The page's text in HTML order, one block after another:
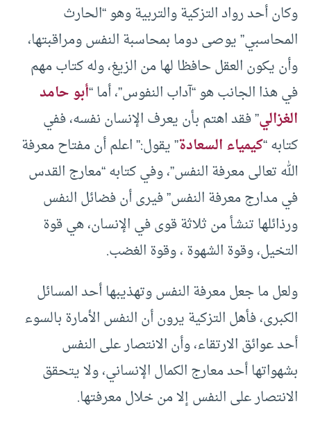
وكان أحد رواد التزكية والتربية وهو “الحارث
المحاسبي” يوصى دوما بمحاسبة النفس ومراقبتها،
وأن يكون العقل حافظا لها من الزيغ، وله كتاب مهم
في هذا الجانب هو “آداب النفوس”، أما “أبو حامد
الغزالي” فقد اهتم بأن يعرف الإنسان نفسه، ففي
كتابه “كيمياء السعادة” يقول:” اعلم أن مفتاح معرفة
الله تعالى معرفة النفس”، وفي كتابه “معارج القدس
في مدارج معرفة النفس” فيرى أن فضائل النفس
ورذائلها تنشأ من ثلاثة قوى في الإنسان، هي قوة
التخيل، وقوة الشهوة ، وقوة الغضب.
ولعل ما جعل معرفة النفس وتهذيبها أحد المسائل
الكبرى، فأهل التزكية يرون أن النفس الأمارة بالسوء
أحد عوائق الارتقاء، وأن الانتصار على النفس
بشهواتها أحد معارج الكمال الإنساني، ولا يتحقق
الانتصار على النفس إلا من خلال معرفتها.